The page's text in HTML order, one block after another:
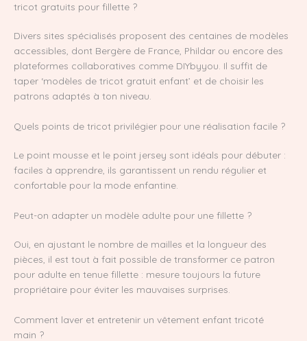
tricot gratuits pour fillette ?
Divers sites spécialisés proposent des centaines de modèles
accessibles, dont Bergère de France, Phildar ou encore des
plateformes collaboratives comme DIYbyyou. Il suffit de
taper ‘modèles de tricot gratuit enfant’ et de choisir les
patrons adaptés à ton niveau.
Quels points de tricot privilégier pour une réalisation facile ?
Le point mousse et le point jersey sont idéals pour débuter :
faciles à apprendre, ils garantissent un rendu régulier et
confortable pour la mode enfantine.
Peut-on adapter un modèle adulte pour une fillette ?
Oui, en ajustant le nombre de mailles et la longueur des
pièces, il est tout à fait possible de transformer ce patron
pour adulte en tenue fillette : mesure toujours la future
propriétaire pour éviter les mauvaises surprises.
Comment laver et entretenir un vêtement enfant tricoté
main ?